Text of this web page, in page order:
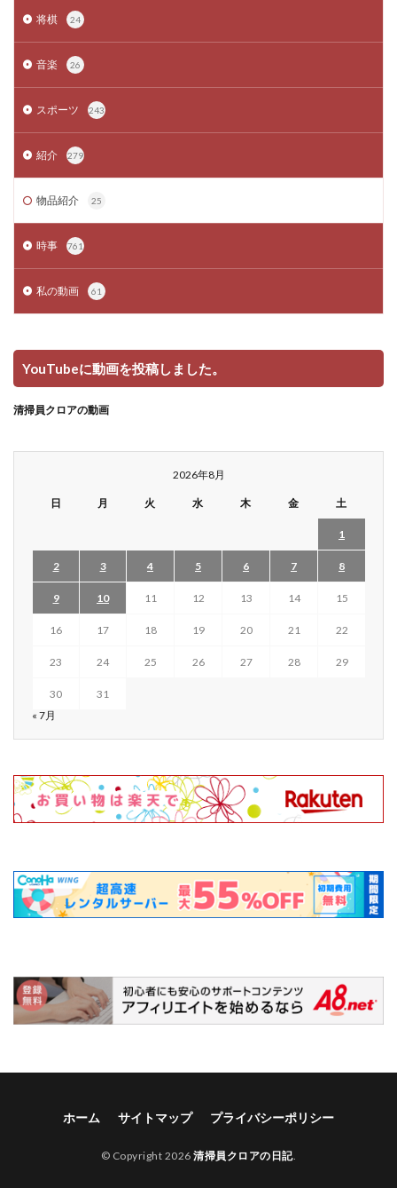
将棋 24
音楽 26
スポーツ 243
紹介 279
物品紹介 25
時事 761
私の動画 61
YouTubeに動画を投稿しました。
清掃員クロアの動画
2026年8月
日 月 火 水 木 金 土
1
2 3 4 5 6 7 8
9 10 11 12 13 14 15
16 17 18 19 20 21 22
23 24 25 26 27 28 29
30
31
« 7月
ホーム サイトマップ プライバシーポリシー
© Copyright 2026清掃員クロアの日記.